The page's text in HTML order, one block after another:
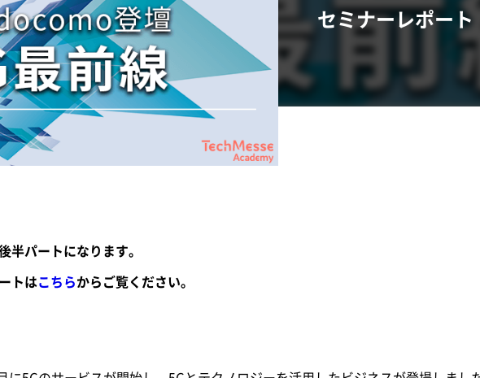
セミナーレポート
半パートになります。
トはこちらからご覧ください。